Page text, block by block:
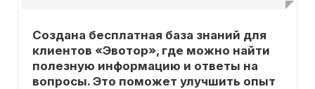
Создана бесплатная база знаний для
клиентов «Эвотор», где можно найти
полезную информацию и ответы на
вопросы. Это поможет улучшить опыт